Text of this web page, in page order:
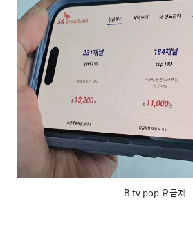
B tv pop 요금제